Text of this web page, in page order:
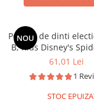
NOU
Periuta de dinti
B, Kids Disney's
peri moi, pentru
61,01 Lei
1
STOC